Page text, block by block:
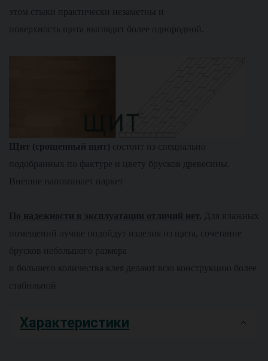
этом стыки практически незаметны и
поверхность щита выглядит более однородной.
Щит (срощенный щит) состоит из специально
подобранных по фактуре и цвету брусков древесины.
Внешне напоминает паркет
По надежности в эксплуатации отличий нет. Для влажных
помещений лучше подойдут изделия из щита, сочетание
брусков небольшого размера
и большего количества клея делают всю конструкцию более
стабильной
Характеристики